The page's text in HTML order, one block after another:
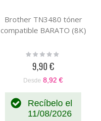
Brother TN3480 tóner
compatible BARATO (8K)
Rating:
9,90 €
Desde 8,92 €
Recíbelo el
11/08/2026